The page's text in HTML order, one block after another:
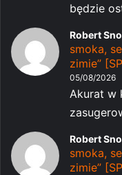
będzie
Robert
smoka,
zimie”
05/08/2026
Akurat w
Robert
smoka,
zimie”